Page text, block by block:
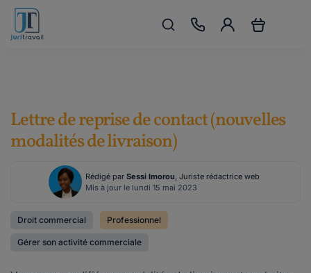
Lettre de reprise de contact (nouvelles
modalités de livraison)
Rédigé par Sessi Imorou, Juriste rédactrice web
Mis à jour le lundi 15 mai 2023
Droit commercial Professionnel
Gérer son activité commerciale